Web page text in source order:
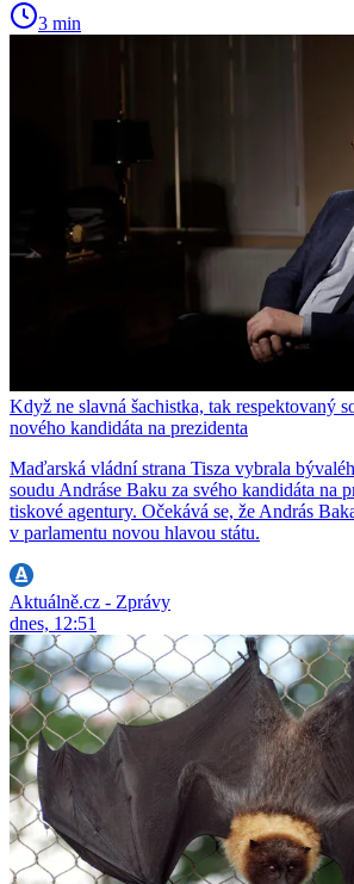
3 min
Když ne slavná šachistka, tak respektovaný
nového kandidáta na prezidenta
Maďarská vládní strana Tisza vybrala
soudu Andráse Baku za svého kandidáta na
tiskové agentury. Očekává se, že András
v parlamentu novou hlavou státu.
Aktuálně.cz - Zprávy
dnes, 12:51